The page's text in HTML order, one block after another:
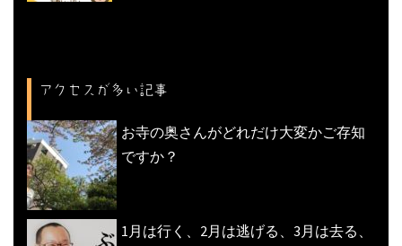
アクセスが多い記事
お寺の奥さんがどれだけ大変かご存知
ですか？
1月は行く、2月は逃げる、3月は去る、